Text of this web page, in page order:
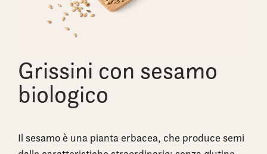
Grissini con sesamo
biologico
Il sesamo è una pianta erbacea, che produce semi